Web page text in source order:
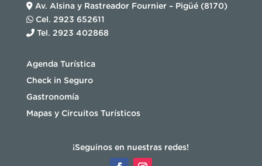
Av. Alsina y Rastreador Fournier – Pigüé (8170)
Cel. 2923 652611
Tel. 2923 402868
Agenda Turística
Check in Seguro
Gastronomía
Mapas y Circuitos Turísticos
¡Seguinos en nuestras redes!